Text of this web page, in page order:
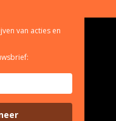
van acties en